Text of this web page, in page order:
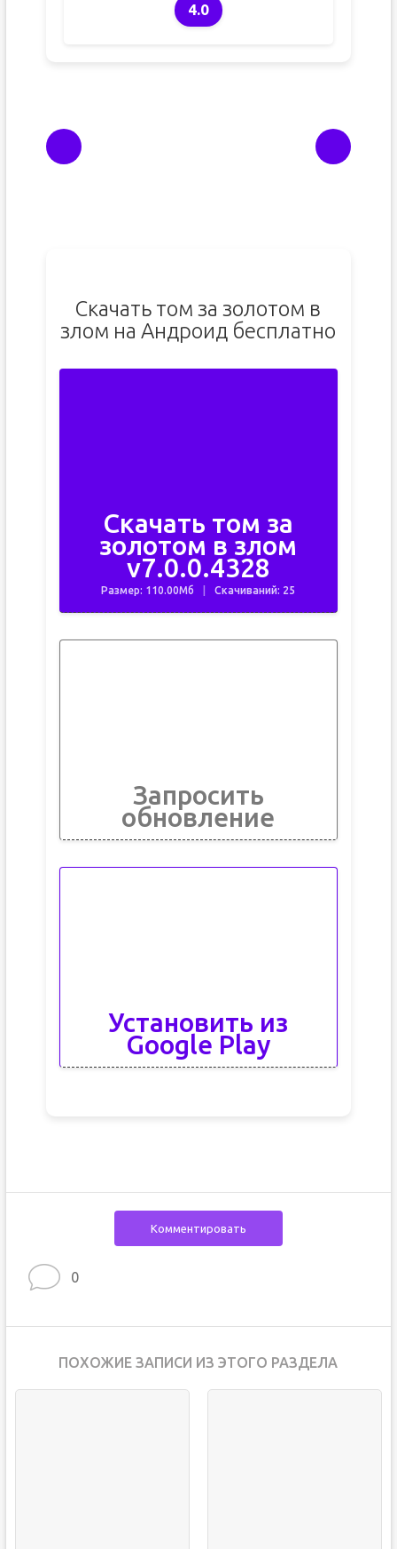
4.0
Скачать том за золотом в
злом на Андроид бесплатно
Скачать том за
золотом в злом
v7.0.0.4328
Размер: 110.00Мб Скачиваний: 25
Запросить
обновление
Установить из
Google Play
Комментировать
0
ПОХОЖИЕ ЗАПИСИ ИЗ ЭТОГО РАЗДЕЛА